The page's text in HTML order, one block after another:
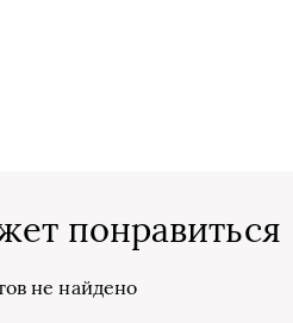
понравиться
не найдено